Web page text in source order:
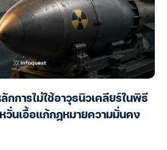
กการไม่ใช้อาวุธนิวเคลียร์ในพิธี
วั่นเอื้อแก้กฎหมายความมั่นคง